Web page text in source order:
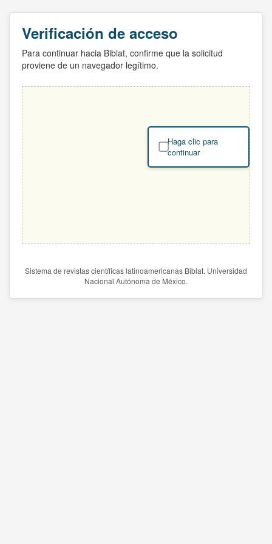
Verificación de acceso
Para continuar hacia Biblat, confirme que la solicitud
proviene de un navegador legítimo.
Haga clic para
continuar
Sistema de revistas científicas latinoamericanas Biblat. Universidad
Nacional Autónoma de México.